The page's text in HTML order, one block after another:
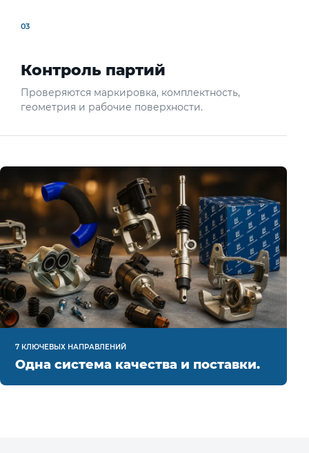
03
Контроль партий
Проверяются маркировка, комплектность,
геометрия и рабочие поверхности.
7 КЛЮЧЕВЫХ НАПРАВЛЕНИЙ
Одна система качества и поставки.